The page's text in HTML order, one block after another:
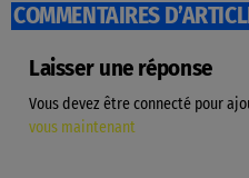
COMMENTAIRES
Laisser une réponse
Vous devez être connecté pour
vous maintenant